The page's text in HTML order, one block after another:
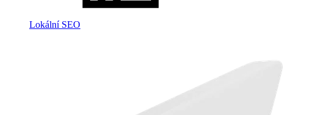
Lokální SEO